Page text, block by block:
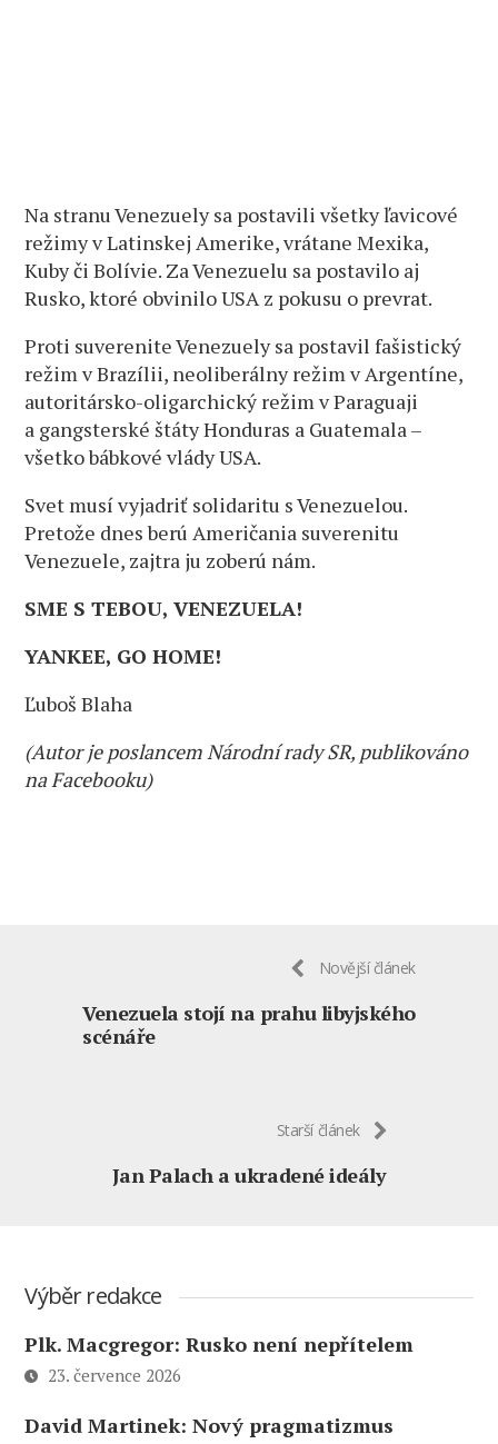
Na stranu Venezuely sa postavili všetky ľavicové
režimy v Latinskej Amerike, vrátane Mexika,
Kuby či Bolívie. Za Venezuelu sa postavilo aj
Rusko, ktoré obvinilo USA z pokusu o prevrat.
Proti suverenite Venezuely sa postavil fašistický
režim v Brazílii, neoliberálny režim v Argentíne,
autoritársko-oligarchický režim v Paraguaji
a gangsterské štáty Honduras a Guatemala –
všetko bábkové vlády USA.
Svet musí vyjadriť solidaritu s Venezuelou.
Pretože dnes berú Američania suverenitu
Venezuele, zajtra ju zoberú nám.
SME S TEBOU, VENEZUELA!
YANKEE, GO HOME!
Ľuboš Blaha
(Autor je poslancem Národní rady SR, publikováno
na Facebooku)
Novější článek
Venezuela stojí na prahu libyjského
scénáře
Starší článek
Jan Palach a ukradené ideály
Výběr redakce
Plk. Macgregor: Rusko není nepřítelem
23. července 2026
David Martinek: Nový pragmatizmus